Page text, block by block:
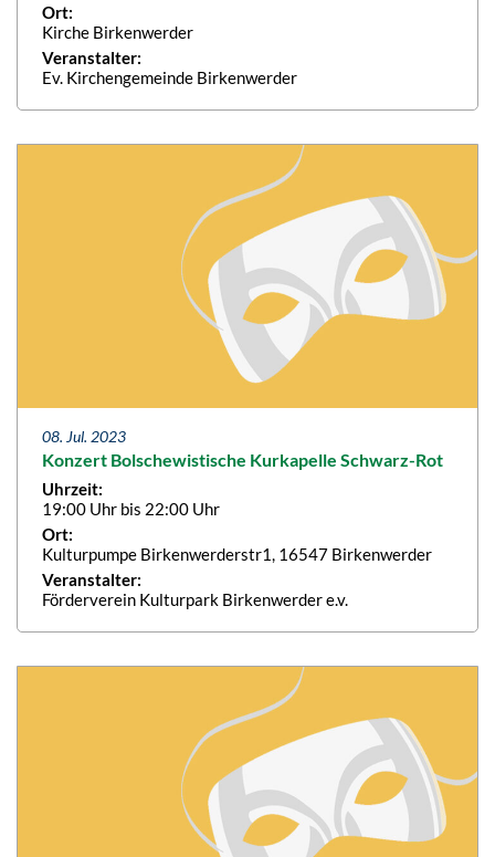
Ort:
Kirche Birkenwerder
Veranstalter:
Ev. Kirchengemeinde Birkenwerder
08. Jul. 2023
Konzert Bolschewistische Kurkapelle Schwarz-Rot
Uhrzeit:
19:00 Uhr bis 22:00 Uhr
Ort:
Kulturpumpe Birkenwerderstr1, 16547 Birkenwerder
Veranstalter:
Förderverein Kulturpark Birkenwerder e.v.